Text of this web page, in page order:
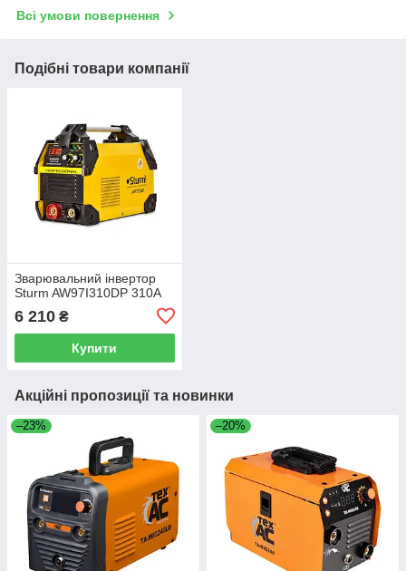
Всі умови повернення
Подібні товари компанії
Зварювальний інвертор
Sturm AW97I310DP 310А
6 210 ₴
Купити
Акційні пропозиції та новинки
–23% –20%